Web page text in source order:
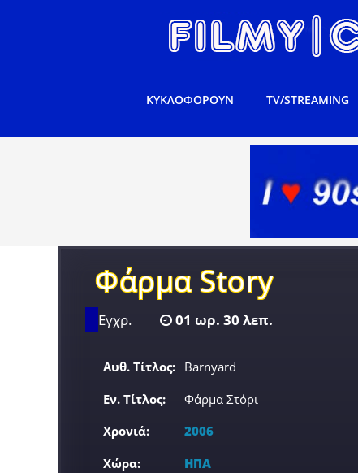
ΚΥΚΛΟΦΟΡΟΥΝ TV/STREAMING
Φάρμα Story
Εγχρ. 01 ωρ. 30 λεπ.
Αυθ. Τίτλος: Barnyard
Εν. Τίτλος:
Φάρμα Στόρι
Χρονιά:
2006
Χώρα:
ΗΠΑ